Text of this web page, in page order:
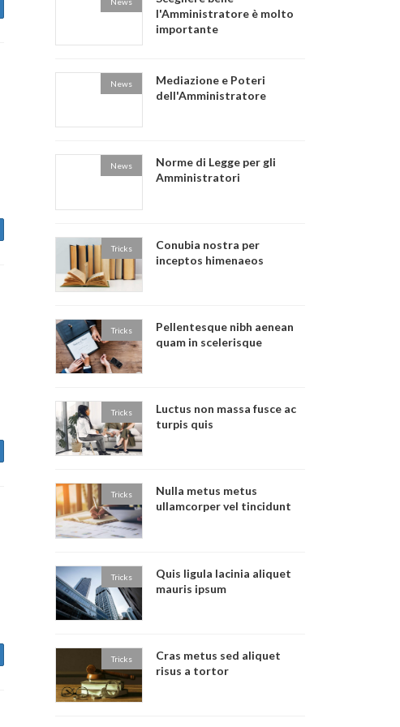
l'Amministratore è molto
importante
News
Mediazione e Poteri
dell'Amministratore
News
Norme di Legge per gli
Amministratori
Tricks
Conubia nostra per
inceptos himenaeos
Tricks
Pellentesque nibh aenean
quam in scelerisque
Tricks
Luctus non massa fusce ac
turpis quis
Tricks
Nulla metus metus
ullamcorper vel tincidunt
Tricks
Quis ligula lacinia aliquet
mauris ipsum
Tricks
Cras metus sed aliquet
risus a tortor